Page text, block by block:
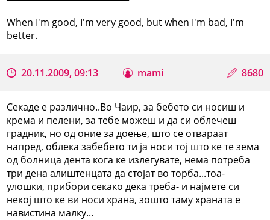
When I'm good, I'm very good, but when I'm bad, I'm
better.
20.11.2009, 09:13 mami 8680
Секаде е различно..Во Чаир, за бебето си носиш и
крема и пелени, за тебе можеш и да си облечеш
градник, но од оние за доење, што се отвараат
напред, облека забебето ти ја носи тој што ке те зема
од болница дента кога ке излегувате, нема потреба
три дена алиштенцата да стојат во торба...тоа-
улошки, прибори секако дека треба- и најмете си
некој што ке ви носи храна, зошто таму храната е
навистина малку...